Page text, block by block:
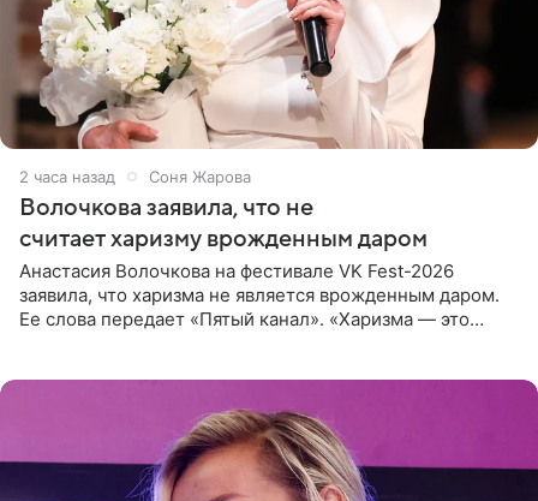
2 часа назад Соня Жарова
Волочкова заявила, что не
считает харизму врожденным даром
Анастасия Волочкова на фестивале VK Fest-2026
заявила, что харизма не является врожденным даром.
Ее слова передает «Пятый канал». «Харизма — это